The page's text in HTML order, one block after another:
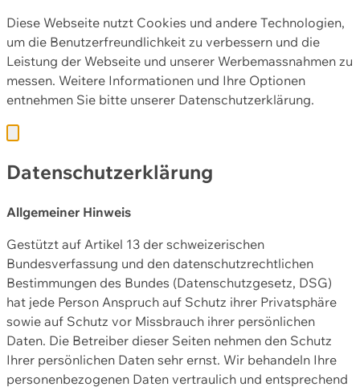
Diese Webseite nutzt Cookies und andere Technologien,
um die Benutzerfreundlichkeit zu verbessern und die
Leistung der Webseite und unserer Werbemassnahmen zu
messen. Weitere Informationen und Ihre Optionen
entnehmen Sie bitte unserer Datenschutzerklärung.
Datenschutzerklärung
Allgemeiner Hinweis
Gestützt auf Artikel 13 der schweizerischen
Bundesverfassung und den datenschutzrechtlichen
Bestimmungen des Bundes (Datenschutzgesetz, DSG)
hat jede Person Anspruch auf Schutz ihrer Privatsphäre
sowie auf Schutz vor Missbrauch ihrer persönlichen
Daten. Die Betreiber dieser Seiten nehmen den Schutz
Ihrer persönlichen Daten sehr ernst. Wir behandeln Ihre
personenbezogenen Daten vertraulich und entsprechend